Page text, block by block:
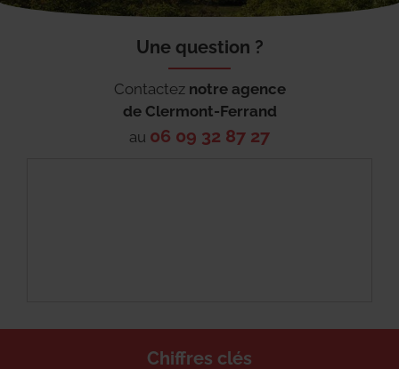
Une question ?
Contactez notre agence
de Clermont-Ferrand
au 06 09 32 87 27
Chiffres clés